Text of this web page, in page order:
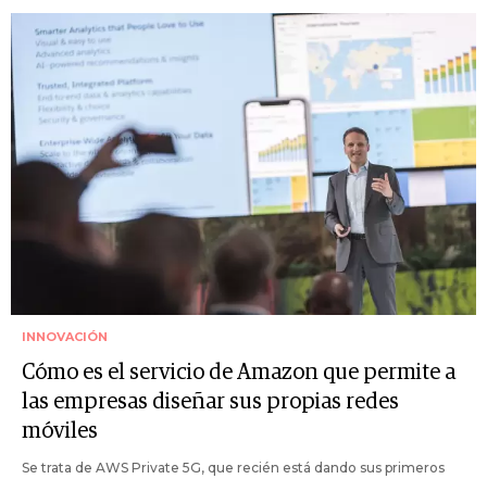
INNOVACIÓN
Cómo es el servicio de Amazon que permite a
las empresas diseñar sus propias redes
móviles
Se trata de AWS Private 5G, que recién está dando sus primeros